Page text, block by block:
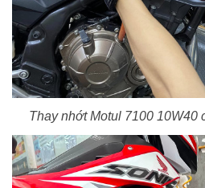
Thay nhớt Motul 7100 10W40